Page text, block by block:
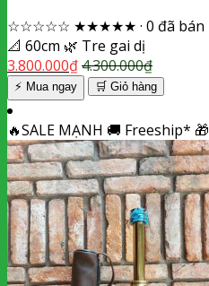
☆☆☆☆☆ ★★★★★ · 0 đã bán
📐 60cm 🌿 Tre gai dị
3.800.000₫4.300.000₫
⚡ Mua ngay 🛒 Giỏ hàng
🔥SALE MẠNH 🚚 Freeship* 🎁